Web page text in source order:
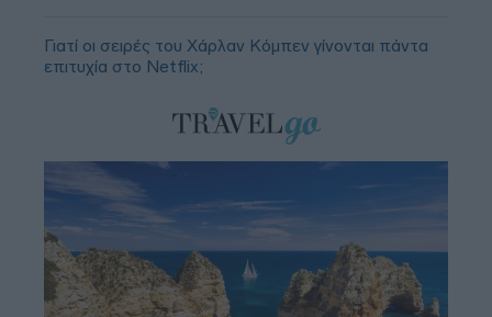
Γιατί οι σειρές του Χάρλαν Κόμπεν γίνονται πάντα
επιτυχία στο Netflix;